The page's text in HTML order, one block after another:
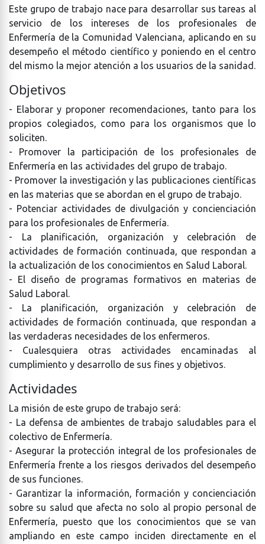
Este grupo de trabajo nace para desarrollar sus tareas al
servicio de los intereses de los profesionales de
Enfermería de la Comunidad Valenciana, aplicando en su
desempeño el método científico y poniendo en el centro
del mismo la mejor atención a los usuarios de la sanidad.
Objetivos
- Elaborar y proponer recomendaciones, tanto para los
propios colegiados, como para los organismos que lo
soliciten.
- Promover la participación de los profesionales de
Enfermería en las actividades del grupo de trabajo.
- Promover la investigación y las publicaciones científicas
en las materias que se abordan en el grupo de trabajo.
- Potenciar actividades de divulgación y concienciación
para los profesionales de Enfermería.
- La planificación, organización y celebración de
actividades de formación continuada, que respondan a
la actualización de los conocimientos en Salud Laboral.
- El diseño de programas formativos en materias de
Salud Laboral.
- La planificación, organización y celebración de
actividades de formación continuada, que respondan a
las verdaderas necesidades de los enfermeros.
- Cualesquiera otras actividades encaminadas al
cumplimiento y desarrollo de sus fines y objetivos.
Actividades
La misión de este grupo de trabajo será:
- La defensa de ambientes de trabajo saludables para el
colectivo de Enfermería.
- Asegurar la protección integral de los profesionales de
Enfermería frente a los riesgos derivados del desempeño
de sus funciones.
- Garantizar la información, formación y concienciación
sobre su salud que afecta no solo al propio personal de
Enfermería, puesto que los conocimientos que se van
ampliando en este campo inciden directamente en el